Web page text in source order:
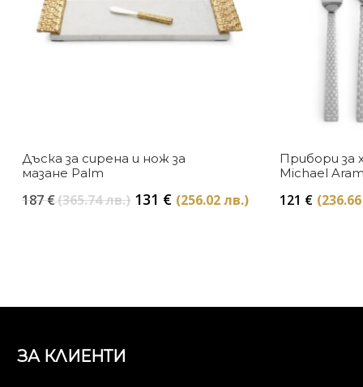
Дъска за сирена и нож за
мазане Palm
187€(365.74 лв.) Original
131 € (256.02 лв.)Текущата
Прибори за
Michael
121 €
ЗА КЛИЕНТИ